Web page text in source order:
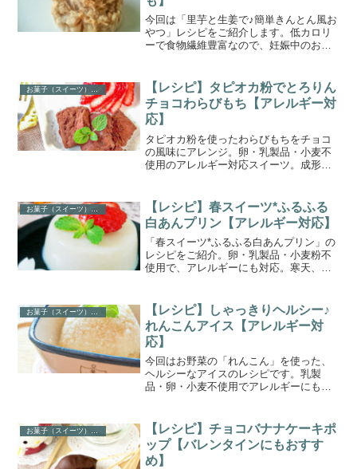
今回は「里芋と生姜で♪簡単きんとん風お
やつ」レシピをご紹介します。低カロリ
ーで食物繊維豊富なので、妊娠中のおや
で、アレルギーがあっても食べられま
す。
お菓子（スイーツ）レシピ
【レシピ】タピオカ粉でとろりん
チョコわらびもち【アレルギー対
応】
タピオカ粉を使ったわらびもちをチョコ
の風味にアレンジ。卵・乳製品・小麦不
使用のアレルギー対応スイーツ。成形で
少ない分、カロリーが抑えられダイエッ
ト中にもおすすめです。
【レシピ】春スイーツ*ふるふる
白あんプリン【アレルギー対応】
「春スイーツ*ふるふる白あんプリン」の
レシピをご紹介。卵・乳製品・小麦粉不
使用で、アレルギーにも対応。寒天、豆
も。とっても簡単ですぐ出来ます。
【レシピ】しゃっきりヘルシー♪
れんこんアイス【アレルギー対
応】
今回はお野菜の「れんこん」を使った、
ヘルシーなアイスのレシピです。乳製
品・卵・小麦不使用でアレルギーにも対
風邪を引いたときや食欲のないときにも
おすすめです。
お菓子（スイーツ）レシピ
【レシピ】チョコバナナケーキポ
ップ【バレンタインにもおすす
め】